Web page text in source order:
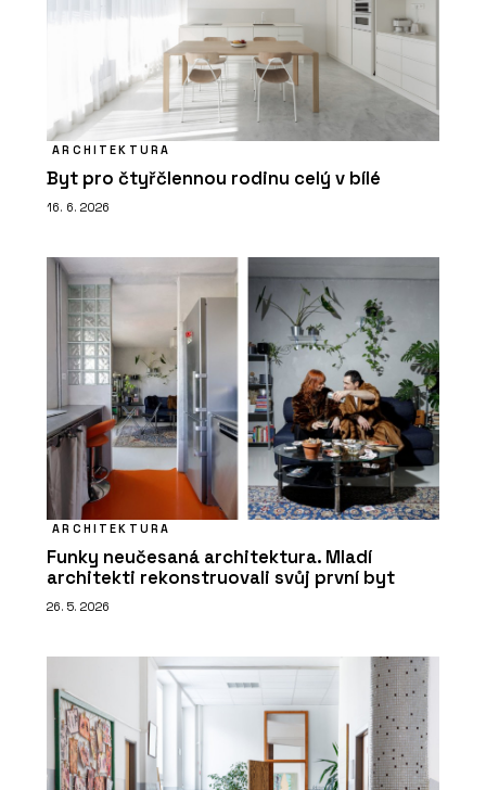
ARCHITEKTURA
Byt pro čtyřčlennou rodinu celý v bílé
16. 6. 2026
ARCHITEKTURA
Funky neučesaná architektura. Mladí
architekti rekonstruovali svůj první byt
26. 5. 2026